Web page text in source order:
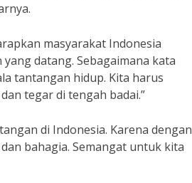
masyarakat Indonesia
datang. Sebagaimana kata
tantangan hidup. Kita harus
tegar di tengah badai.”
di Indonesia. Karena dengan
bahagia. Semangat untuk kita